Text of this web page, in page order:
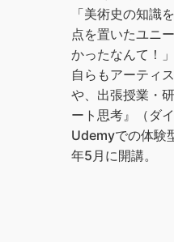
「美術史の知識
点を置いたユニ
かったなんて！
自らもアーティ
や、出張授業・
ート思考』（ダ
Udemyでの体験
年5月に開講。